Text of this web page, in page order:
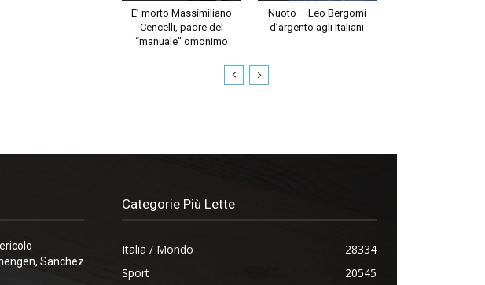
E’ morto Massimiliano
Cencelli, padre del
“manuale” omonimo
Nuoto – Leo Bergomi
d’argento agli Italiani
Sanchez
Categorie Più Lette
Italia / Mondo
28334
Sport
20545